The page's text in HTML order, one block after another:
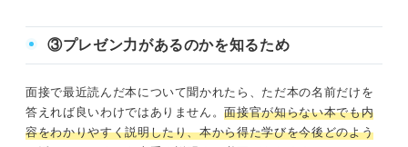
③プレゼン力があるのかを知るため
面接で最近読んだ本について聞かれたら、ただ本の名前だけを
答えれば良いわけではありません。面接官が知らない本でも内
容をわかりやすく説明したり、本から得た学びを今後どのよう